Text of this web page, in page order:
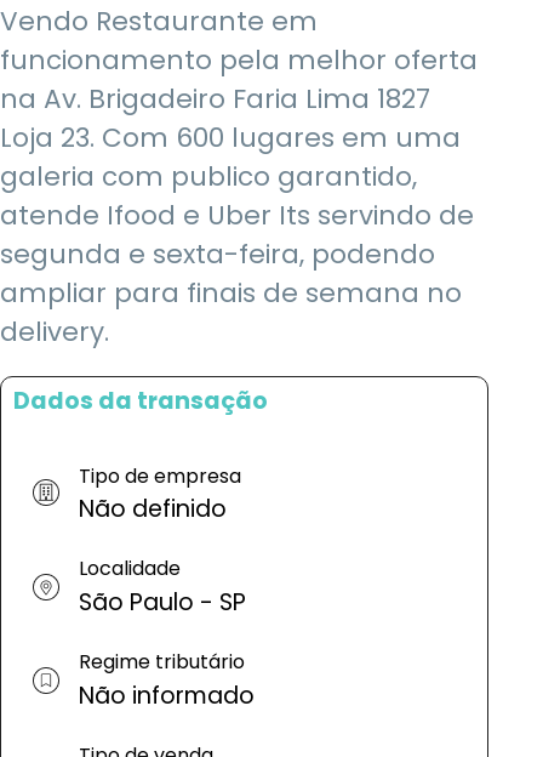
Vendo Restaurante em
funcionamento pela melhor oferta
na Av. Brigadeiro Faria Lima 1827
Loja 23. Com 600 lugares em uma
galeria com publico garantido,
atende Ifood e Uber Its servindo de
segunda e sexta-feira, podendo
ampliar para finais de semana no
delivery.
Dados da transação
Tipo de empresa
Não definido
Localidade
São Paulo - SP
Regime tributário
Não informado